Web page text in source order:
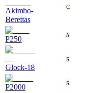
Akimbo-
Berettas
C
P250 A
Glock-18
S
P2000 S